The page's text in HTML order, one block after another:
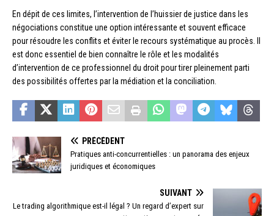
En dépit de ces limites, l’intervention de l’huissier de justice dans les
négociations constitue une option intéressante et souvent efficace
pour résoudre les conflits et éviter le recours systématique au procès. Il
est donc essentiel de bien connaître le rôle et les modalités
d’intervention de ce professionnel du droit pour tirer pleinement parti
des possibilités offertes par la médiation et la conciliation.
PRÉCÉDENT
Pratiques anti-concurrentielles : un panorama des enjeux
juridiques et économiques
SUIVANT
Le trading algorithmique est-il légal ? Un regard d’expert sur